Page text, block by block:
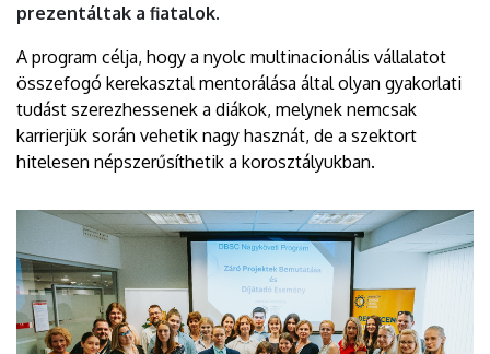
prezentáltak a fiatalok.
A program célja, hogy a nyolc multinacionális vállalatot
összefogó kerekasztal mentorálása által olyan gyakorlati
tudást szerezhessenek a diákok, melynek nemcsak
karrierjük során vehetik nagy hasznát, de a szektort
hitelesen népszerűsíthetik a korosztályukban.